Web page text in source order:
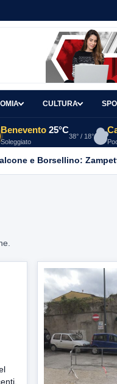
CULTURA
Benevento 25°C
Soleggiato
38° / 18°
e Borsellino: